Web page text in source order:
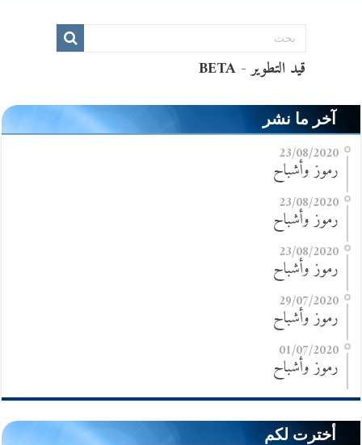
آخر ما نشر
23/08/2020
رموز وأشباح
23/08/2020
رموز وأشباح
23/08/2020
رموز وأشباح
29/07/2020
رموز وأشباح
01/07/2020
رموز وأشباح
أخترت لكم